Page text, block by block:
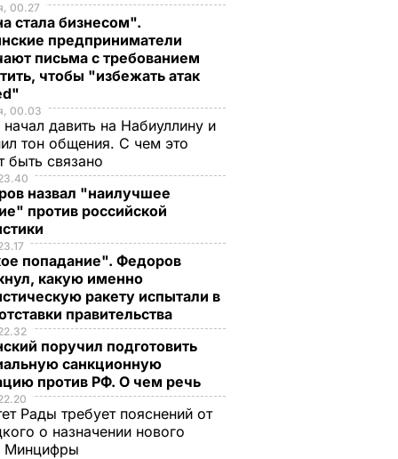
00.27
стала бизнесом".
предприниматели
письма с требованием
чтобы "избежать атак
00.03
начал давить на Набиуллину и
тон общения. С чем это
быть связано
назвал "наилучшее
против российской
попадание". Федоров
какую именно
ракету испытали в
правительства
поручил подготовить
санкционную
против РФ. О чем речь
Рады требует пояснений от
о назначении нового
Минцифры